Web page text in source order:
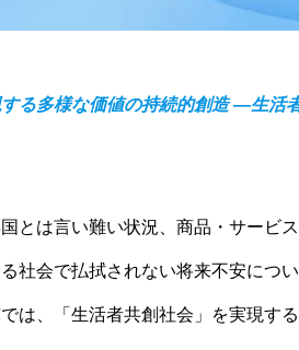
する多様な価値の持続的創造 ―生活
とは言い難い状況、商品・サービ
社会で払拭されない将来不安につ
は、「生活者共創社会」を実現す